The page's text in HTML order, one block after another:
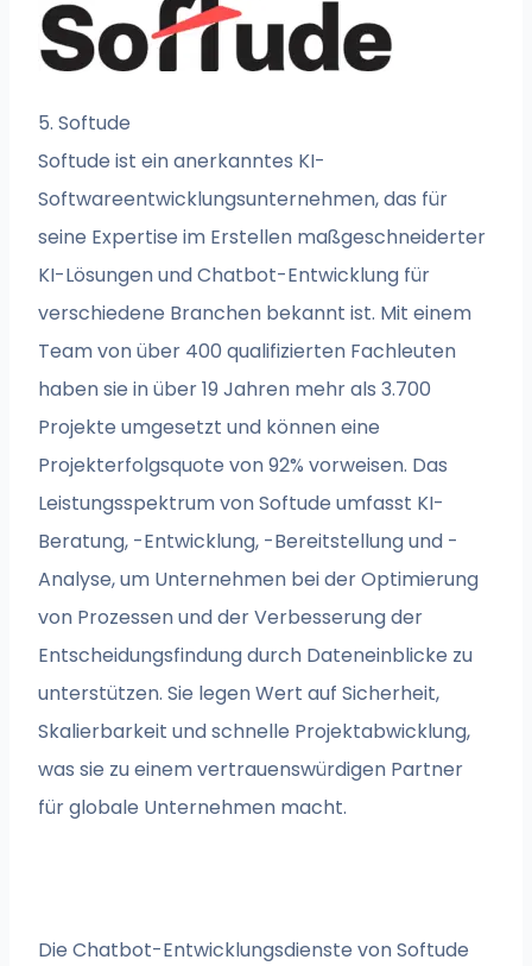
5. Softude
Softude ist ein anerkanntes KI-
Softwareentwicklungsunternehmen, das für
seine Expertise im Erstellen maßgeschneiderter
KI-Lösungen und Chatbot-Entwicklung für
verschiedene Branchen bekannt ist. Mit einem
Team von über 400 qualifizierten Fachleuten
haben sie in über 19 Jahren mehr als 3.700
Projekte umgesetzt und können eine
Projekterfolgsquote von 92% vorweisen. Das
Leistungsspektrum von Softude umfasst KI-
Beratung, -Entwicklung, -Bereitstellung und -
Analyse, um Unternehmen bei der Optimierung
von Prozessen und der Verbesserung der
Entscheidungsfindung durch Dateneinblicke zu
unterstützen. Sie legen Wert auf Sicherheit,
Skalierbarkeit und schnelle Projektabwicklung,
was sie zu einem vertrauenswürdigen Partner
für globale Unternehmen macht.
Die Chatbot-Entwicklungsdienste von Softude